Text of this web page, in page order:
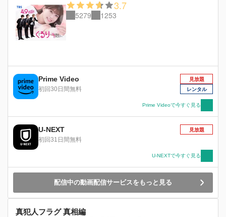
3.7
5279 1253
Prime Video
初回30日間無料
見放題
レンタル
Prime Videoで今すぐ見る
U-NEXT
初回31日間無料
見放題
U-NEXTで今すぐ見る
配信中の動画配信サービスをもっと見る
真犯人フラグ 真相編